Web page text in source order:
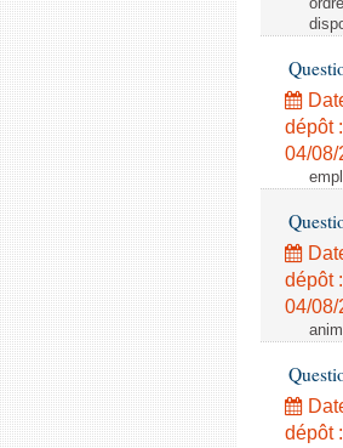
dépôt :
04/08/
dépôt :
04/08/
dépôt :